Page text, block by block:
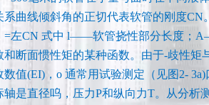
系曲线倾斜角的正切代表软管的刚度
=左CN 式中 l——软管挠性部分长度；
和断面惯性矩的某种函数。由于-歧性
数值(EI)，o 通常用试验测定（见图2-
轴是直径呜，压力P和纵向力T。从分析